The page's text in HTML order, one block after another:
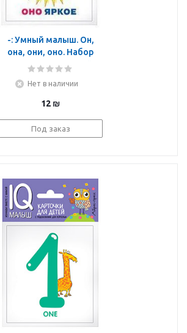
-: Умный малыш. Он,
она, они, оно. Набор
карточек для детей.
Нет в наличии
12 ₪
Под заказ